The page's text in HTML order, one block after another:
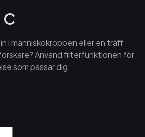
i människokroppen eller en träff
Använd filterfunktionen för
som passar dig.